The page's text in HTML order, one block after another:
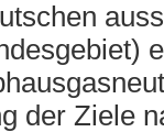
der Ziele